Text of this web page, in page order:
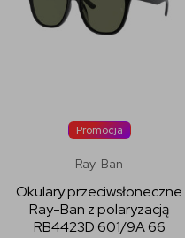
Promocja
Ray-Ban
Okulary przeciwsłoneczne
Ray-Ban z polaryzacją
RB4423D 601/9A 66